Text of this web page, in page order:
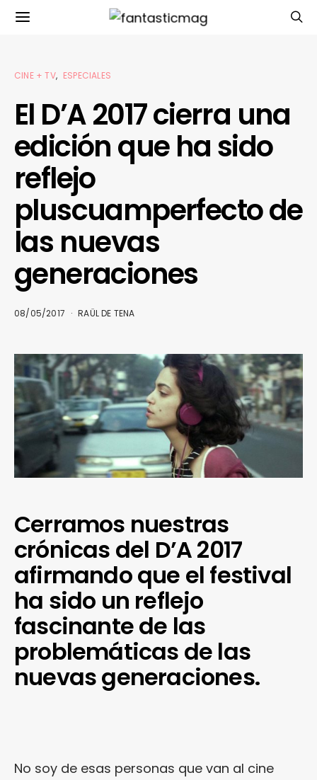
CINE + TV ESPECIALES
El D’A 2017 cierra una
edición que ha sido
reflejo
pluscuamperfecto de
las nuevas
generaciones
08/05/2017 RAÜL DE TENA
Cerramos nuestras
crónicas del D’A 2017
afirmando que el festival
ha sido un reflejo
fascinante de las
problemáticas de las
nuevas generaciones.
No soy de esas personas que van al cine